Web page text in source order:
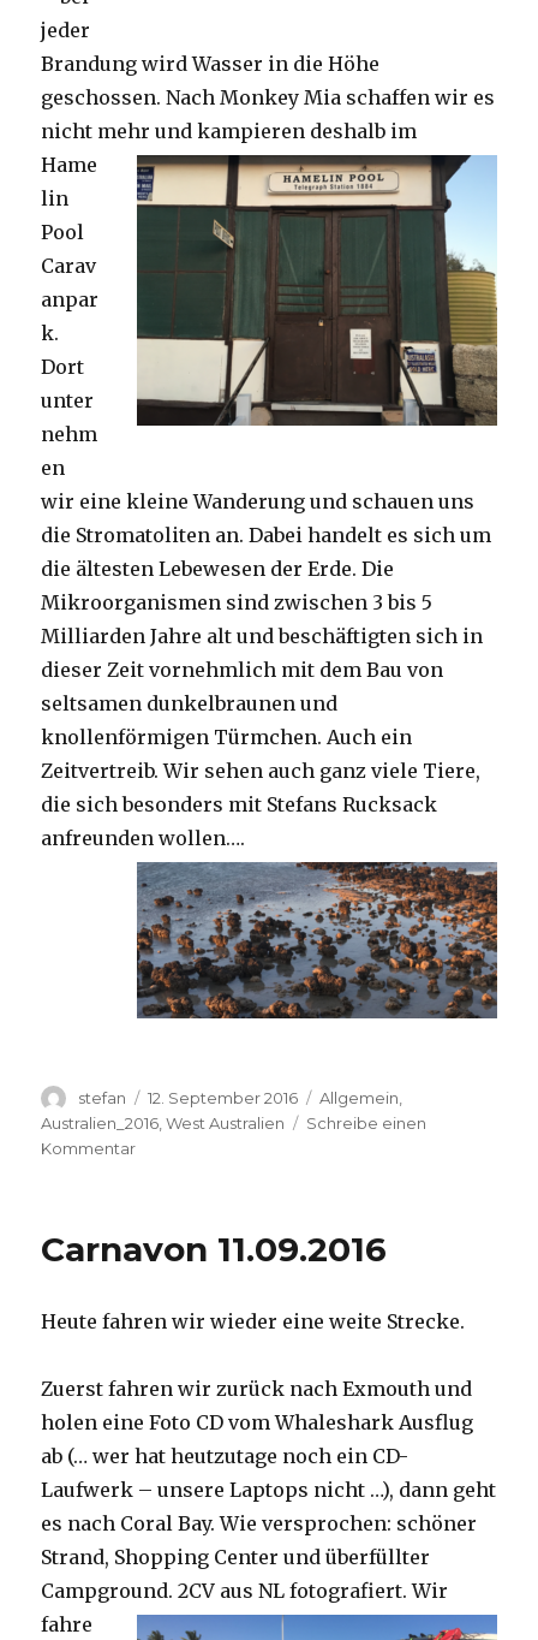
jeder
Brandung wird Wasser in die Höhe
geschossen. Nach Monkey Mia schaffen wir es
nicht mehr und kampieren deshalb im
Hame
lin
Pool
Carav
anpar
k.
Dort
unter
nehm
en
wir eine kleine Wanderung und schauen uns
die Stromatoliten an. Dabei handelt es sich um
die ältesten Lebewesen der Erde. Die
Mikroorganismen sind zwischen 3 bis 5
Milliarden Jahre alt und beschäftigten sich in
dieser Zeit vornehmlich mit dem Bau von
seltsamen dunkelbraunen und
knollenförmigen Türmchen. Auch ein
Zeitvertreib. Wir sehen auch ganz viele Tiere,
die sich besonders mit Stefans Rucksack
anfreunden wollen….
Autor
stefan
Veröffentlicht
am
12. September 2016 Kategorien
Allgemein
Australien_2016 ,West Australien
Schreibe einen
Kommentarzu
Carnavon 11.09.2016
Heute fahren wir wieder eine weite Strecke.
Zuerst fahren wir zurück nach Exmouth und
holen eine Foto CD vom Whaleshark Ausflug
ab (… wer hat heutzutage noch ein CD-
Laufwerk – unsere Laptops nicht …), dann geht
es nach Coral Bay. Wie versprochen: schöner
Strand, Shopping Center und überfüllter
Campground.2CV aus NL fotografiert. Wir
fahre